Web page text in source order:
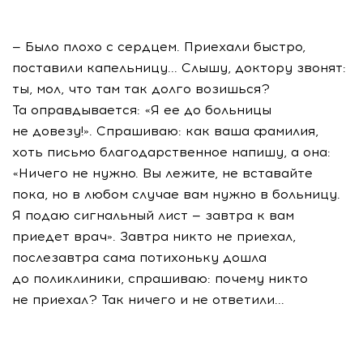
— Было плохо с сердцем. Приехали быстро,
поставили капельницу... Слышу, доктору звонят:
ты, мол, что там так долго возишься?
Та оправдывается: «Я ее до больницы
не довезу!». Спрашиваю: как ваша фамилия,
хоть письмо благодарственное напишу, а она:
«Ничего не нужно. Вы лежите, не вставайте
пока, но в любом случае вам нужно в больницу.
Я подаю сигнальный лист — завтра к вам
приедет врач». Завтра никто не приехал,
послезавтра сама потихоньку дошла
до поликлиники, спрашиваю: почему никто
не приехал? Так ничего и не ответили...